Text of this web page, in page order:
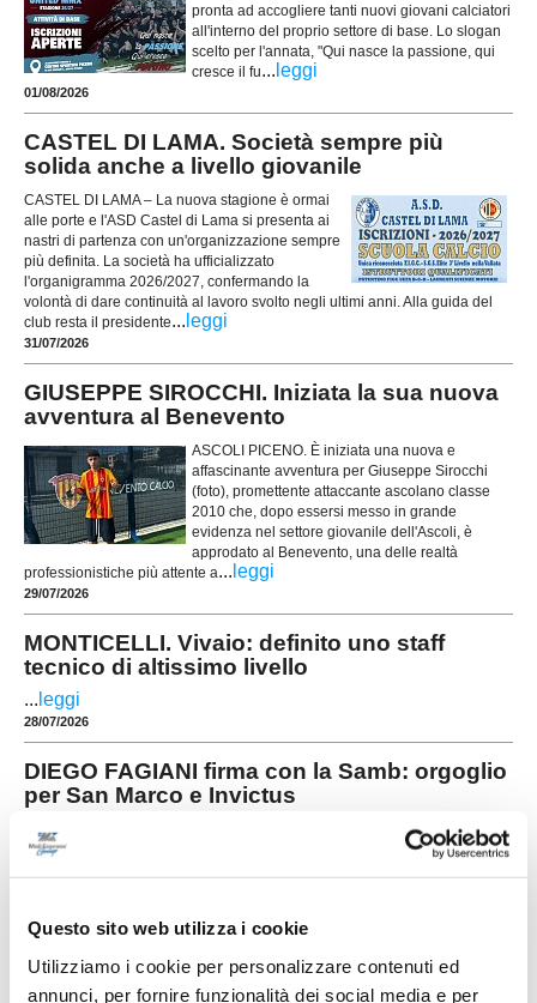
Questo sito web utilizza i cookie
Utilizziamo i cookie per personalizzare contenuti ed
annunci, per fornire funzionalità dei social media e per
pronta ad accogliere tanti nuovi giovani calciatori
all'interno del proprio settore di base. Lo slogan
scelto per l'annata, "Qui nasce la passione, qui
cresce il fu... leggi
01/08/2026
CASTEL DI LAMA. Società sempre più
solida anche a livello giovanile
CASTEL DI LAMA – La nuova stagione è ormai
alle porte e l'ASD Castel di Lama si presenta ai
nastri di partenza con un'organizzazione sempre
più definita. La società ha ufficializzato
l'organigramma 2026/2027, confermando la
volontà di dare continuità al lavoro svolto negli ultimi anni. Alla guida del
club resta il presidente... leggi
31/07/2026
GIUSEPPE SIROCCHI. Iniziata la sua nuova
avventura al Benevento
ASCOLI PICENO. È iniziata una nuova e
affascinante avventura per Giuseppe Sirocchi
(foto), promettente attaccante ascolano classe
2010 che, dopo essersi messo in grande
evidenza nel settore giovanile dell'Ascoli, è
approdato al Benevento, una delle realtà
professionistiche più attente a... leggi
29/07/2026
MONTICELLI. Vivaio: definito uno staff
tecnico di altissimo livello
... leggi
28/07/2026
DIEGO FAGIANI firma con la Samb: orgoglio
per San Marco e Invictus
MONTICELLI. Matteo Padalino entra nello